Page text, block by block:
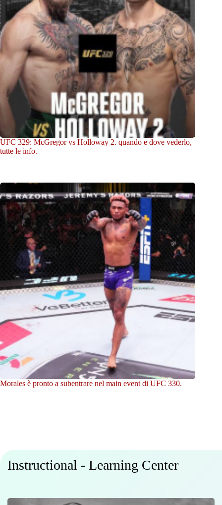
UFC 329: McGregor vs Holloway 2. quando e dove vederlo,
tutte le info.
Morales è pronto a subentrare nel main event di UFC 330.
Instructional - Learning Center